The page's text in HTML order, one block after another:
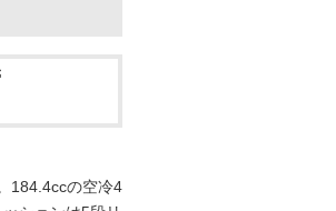
184.4ccの空冷4